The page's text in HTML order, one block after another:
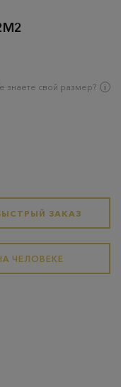
знаете свой размер?
ЗАКАЗ
ЧЕЛОВЕКЕ